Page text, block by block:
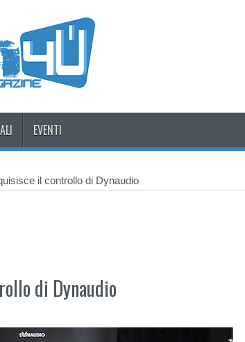
EVENTI
il controllo di Dynaudio
di Dynaudio